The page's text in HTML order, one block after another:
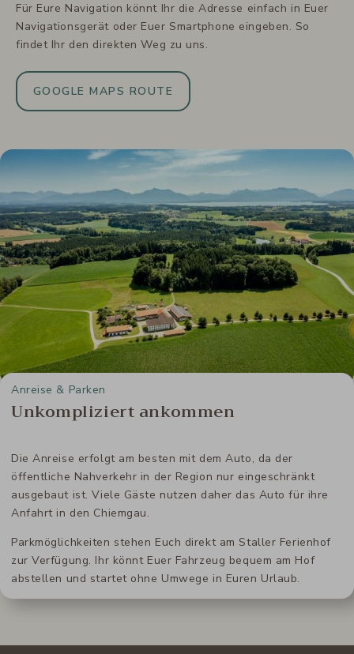
Für Eure Navigation könnt Ihr die Adresse einfach in Euer
Navigationsgerät oder Euer Smartphone eingeben. So
findet Ihr den direkten Weg zu uns.
GOOGLE MAPS ROUTE
Anreise & Parken
Unkompliziert ankommen
Die Anreise erfolgt am besten mit dem Auto, da der
öffentliche Nahverkehr in der Region nur eingeschränkt
ausgebaut ist. Viele Gäste nutzen daher das Auto für ihre
Anfahrt in den Chiemgau.
Parkmöglichkeiten stehen Euch direkt am Staller Ferienhof
zur Verfügung. Ihr könnt Euer Fahrzeug bequem am Hof
abstellen und startet ohne Umwege in Euren Urlaub.